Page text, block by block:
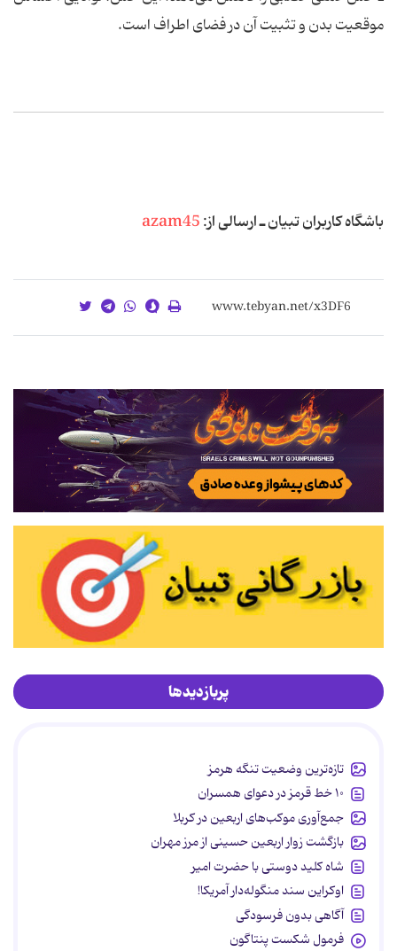
موقعیت بدن و تثبیت آن در فضای اطراف است.
باشگاه كاربران تبیان ـ‌ ارسالی از:azam45
پربازدیدها
تازه‌ترین وضعیت تنگه هرمز
۱۰ خط قرمز در دعوای همسران
جمع‌آوری موکب‌های اربعین در کربلا
بازگشت زوار اربعین حسینی از مرز مهران
شاه کلید دوستی با حضرت امیر
اوکراین سند منگوله‌دار آمریکا!
آگاهی بدون فرسودگی
فرمول شکست پنتاگون